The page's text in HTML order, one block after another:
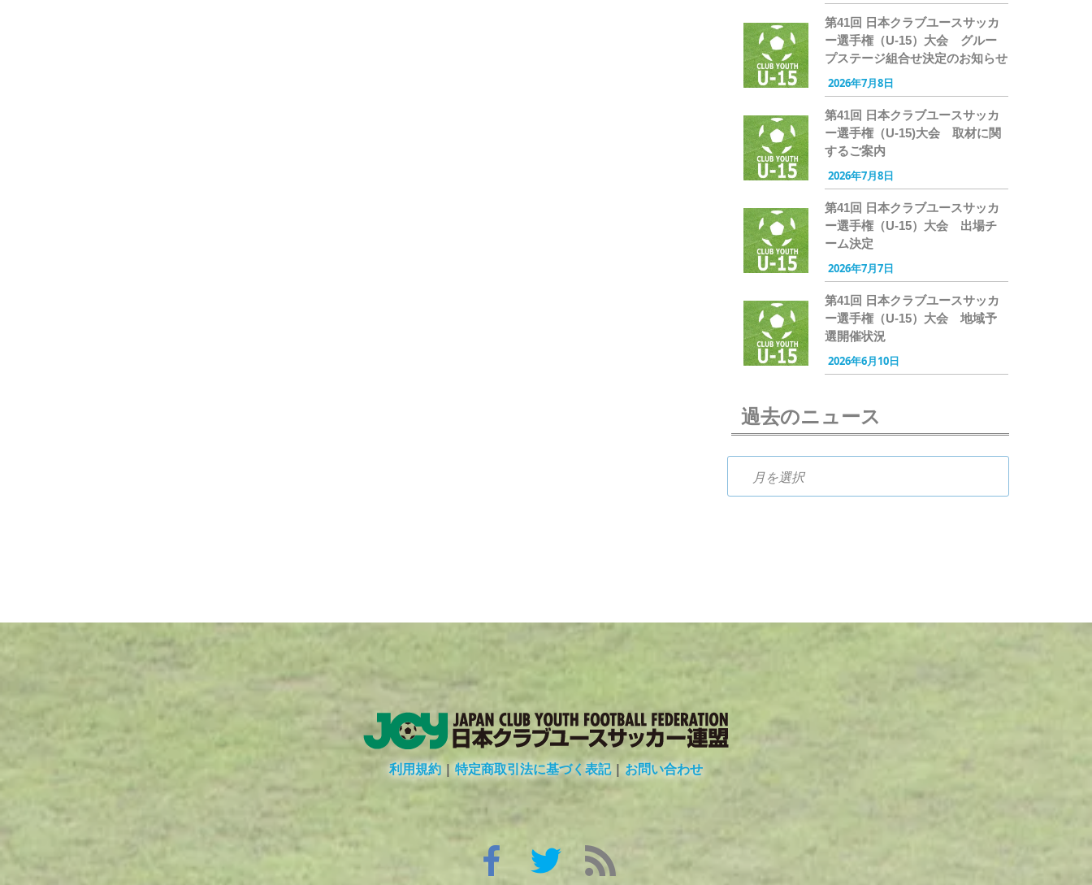
第41回 日本クラブユースサッカ
ー選手権（U-15）大会 グルー
プステージ組合せ決定のお知らせ
2026年7月8日
第41回 日本クラブユースサッカ
ー選手権（U-15)大会 取材に関
するご案内
2026年7月8日
第41回 日本クラブユースサッカ
ー選手権（U-15）大会 出場チ
ーム決定
2026年7月7日
第41回 日本クラブユースサッカ
ー選手権（U-15）大会 地域予
選開催状況
2026年6月10日
過去のニュース
利用規約 | 特定商取引法に基づく表記|お問い合わせ